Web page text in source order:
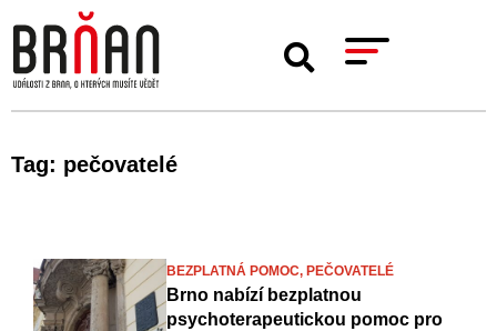
Tag: pečovatelé
BEZPLATNÁ POMOC, PEČOVATELÉ
Brno nabízí bezplatnou
psychoterapeutickou pomoc pro